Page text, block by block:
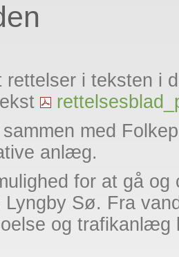
rettelser i teksten i
med
anlæg.
for at gå og
Lyngby Sø. Fra
og